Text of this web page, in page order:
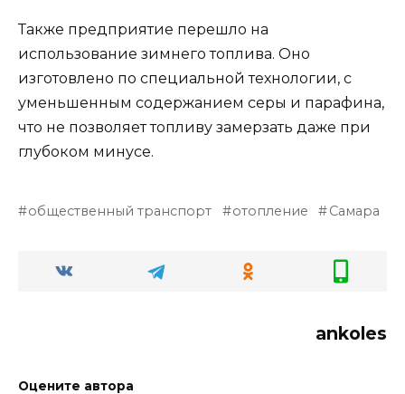
Также предприятие перешло на
использование зимнего топлива. Оно
изготовлено по специальной технологии, с
уменьшенным содержанием серы и парафина,
что не позволяет топливу замерзать даже при
глубоком минусе.
общественный транспорт отопление Самара
ankoles
Оцените автора